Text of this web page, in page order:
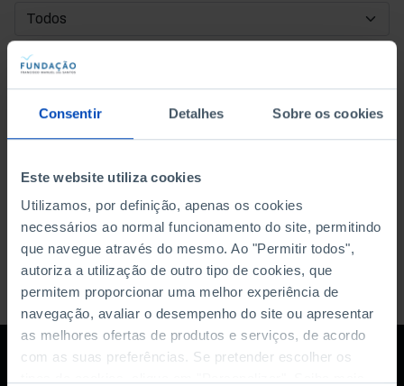
Consentir Detalhes Sobre os cookies
Este website utiliza cookies
Utilizamos, por definição, apenas os cookies
necessários ao normal funcionamento do site, permitindo
que navegue através do mesmo. Ao "Permitir todos",
autoriza a utilização de outro tipo de cookies, que
permitem proporcionar uma melhor experiência de
navegação, avaliar o desempenho do site ou apresentar
as melhores ofertas de produtos e serviços, de acordo
com as suas preferências. Se pretender escolher os
DATA DE INÍCIO
DATA DE FIM